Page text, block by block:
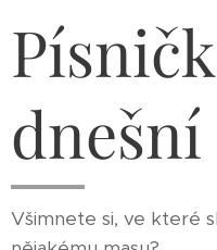
dnešní
Všimnete si, ve které